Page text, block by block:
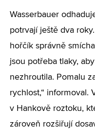
Wasserbauer
potrvají ještě dva
hořčík správně
jsou potřeba tlaky,
nezhroutila. Pomalu
rychlost,“ informoval.
v Hankově roztoku,
zároveň rozšiřují